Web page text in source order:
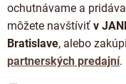
ochutnávame a
môžete navštíviť v
Bratislave, alebo
partnerských predajní.